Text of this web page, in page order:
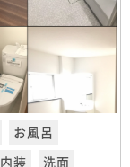
お風呂
内装 洗面